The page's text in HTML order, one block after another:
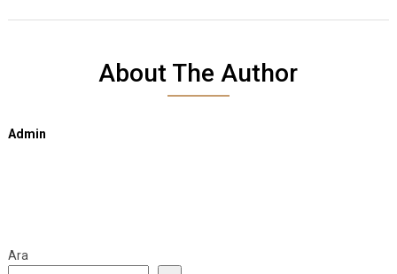
About The Author
Admin
Ara